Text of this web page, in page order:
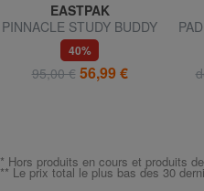
EASTPAK
PINNACLE STUDY BUDDY
Sac à dos avec support
pour ordinateur portable
15,6"
40%
95,00 € 56,99 €
* Hors produits en cours et produits
** Le prix total le plus bas des 30